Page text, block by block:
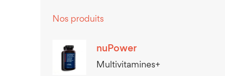
Nos produits
nuPower
Multivitamines+